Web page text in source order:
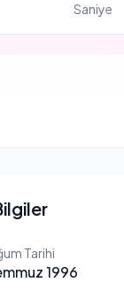
Saniye
Tarihi
1996